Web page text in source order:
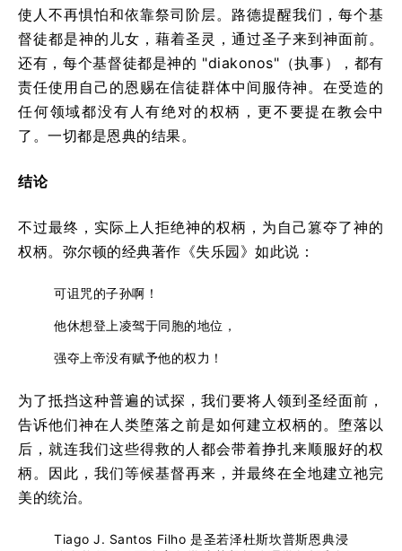
使人不再惧怕和依靠祭司阶层。路德提醒我们，每个基
督徒都是神的儿女，藉着圣灵，通过圣子来到神面前。
还有，每个基督徒都是神的 "diakonos"（执事），都有
责任使用自己的恩赐在信徒群体中间服侍神。在受造的
任何领域都没有人有绝对的权柄，更不要提在教会中
了。一切都是恩典的结果。
结论
不过最终，实际上人拒绝神的权柄，为自己篡夺了神的
权柄。弥尔顿的经典著作《失乐园》如此说：
可诅咒的子孙啊！
他休想登上凌驾于同胞的地位，
强夺上帝没有赋予他的权力！
为了抵挡这种普遍的试探，我们要将人领到圣经面前，
告诉他们神在人类堕落之前是如何建立权柄的。堕落以
后，就连我们这些得救的人都会带着挣扎来顺服好的权
柄。因此，我们等候基督再来，并最终在全地建立祂完
美的统治。
Tiago J. Santos Filho 是圣若泽杜斯坎普斯恩典浸